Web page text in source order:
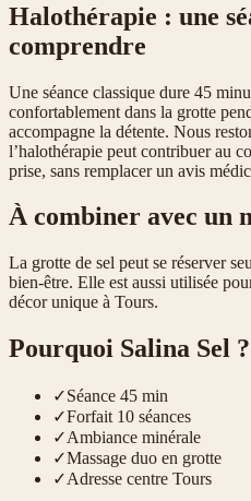
Halothérapie : une
comprendre
Une séance classique dure 45
confortablement dans la grotte
accompagne la détente. Nous
l’halothérapie peut contribuer au
prise, sans remplacer un avis
À combiner avec un
La grotte de sel peut se réserver
bien-être. Elle est aussi utilisée
décor unique à Tours.
Pourquoi Salina Sel ?
✓Séance 45 min
✓Forfait 10 séances
✓Ambiance minérale
✓Massage duo en grotte
✓Adresse centre Tours